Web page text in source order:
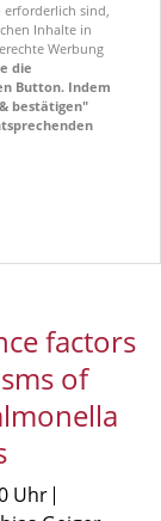
erforderlich sind,
Inhalte in
Werbung
die
Button. Indem
bestätigen"
factors
of
Uhr